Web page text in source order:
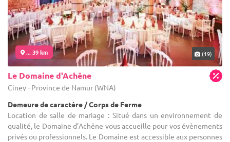
... 39 km (19)
Le Domaine d'Achêne
Ciney - Province de Namur (WNA)
Demeure de caractère / Corps de Ferme
Location de salle de mariage : Situé dans un environnement de
qualité, le Domaine d’Achêne vous accueille pour vos évènements
privés ou professionnels. Le Domaine est accessible aux personnes